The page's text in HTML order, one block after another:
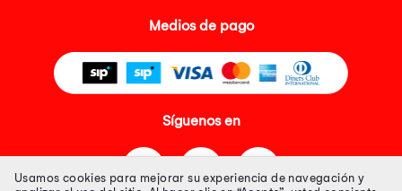
Medios de pago
Síguenos en
Usamos cookies para mejorar su experiencia de navegación y